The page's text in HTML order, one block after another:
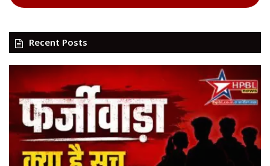
Recent Posts